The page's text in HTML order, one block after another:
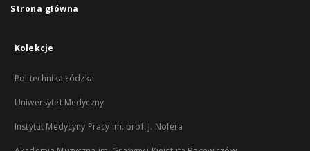
Strona główna
Kolekcje
Politechnika Łódzka
Uniwersytet Medyczny
Instytut Medycyny Pracy im. prof. J. Nofera